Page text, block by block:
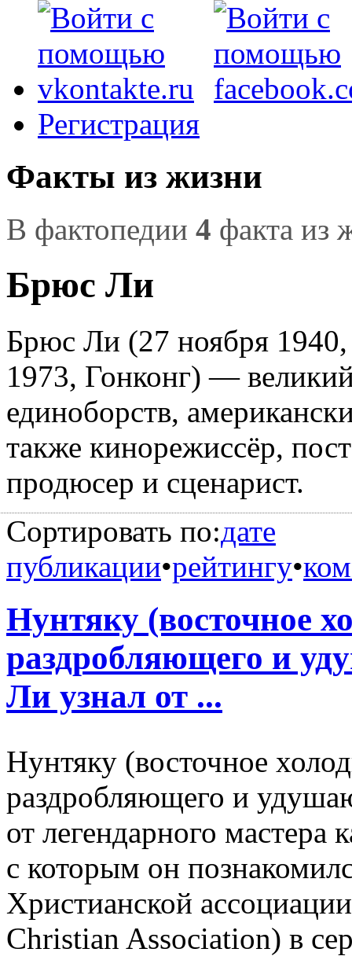
Регистрация
Факты из жизни
В фактопедии 4 факта
Брюс Ли
Брюс Ли (27 ноября
1973, Гонконг) —
единоборств,
также кинорежиссёр,
продюсер и сценарист.
Сортировать по:дате
публикации•рейтингу•
Нунтяку (восточное
раздробляющего и
Ли узнал от ...
Нунтяку (восточное
раздробляющего и
от легендарного
с которым он
Христианской
Christian Association) в